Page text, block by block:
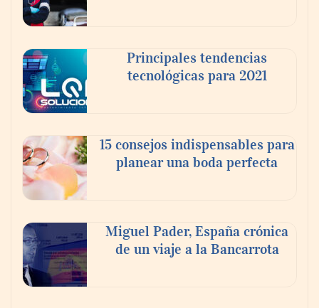
En el Día de la Cerveza, Grupo Modelo
mundo elige para reunirse: 7 de cada 10 la
escogen
compromiso para el eclipse solar del 12 de
agosto
Principales tendencias
tecnológicas para 2021
15 consejos indispensables para
planear una boda perfecta
Miguel Pader, España crónica
de un viaje a la Bancarrota